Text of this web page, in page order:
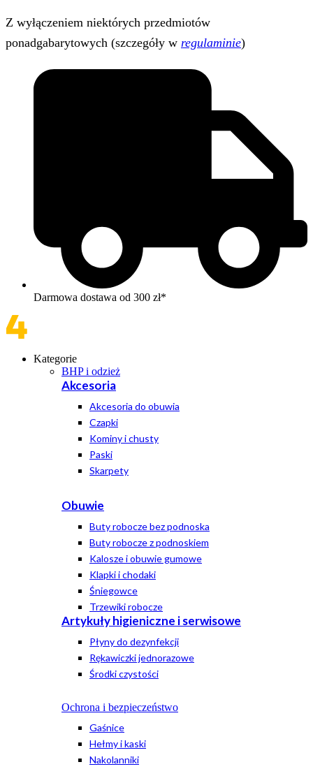
Z wyłączeniem niektórych przedmiotów
ponadgabarytowych (szczegóły w regulaminie)
Darmowa dostawa od 300 zł*
Kategorie
BHP i odzież
Akcesoria
Akcesoria do obuwia
Czapki
Kominy i chusty
Paski
Skarpety
Obuwie
Buty robocze bez podnoska
Buty robocze z podnoskiem
Kalosze i obuwie gumowe
Klapki i chodaki
Śniegowce
Trzewiki robocze
Artykuły higieniczne i serwisowe
Płyny do dezynfekcji
Rękawiczki jednorazowe
Środki czystości
Ochrona i bezpieczeństwo
Gaśnice
Hełmy i kaski
Nakolanniki